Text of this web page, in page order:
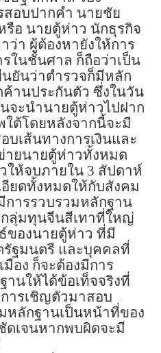
สอบปากคำ นายชัย
อ นายตู้ห่าว นักธุรกิจ
า ผู้ต้องหายังให้การ
ในชั้นศาล ก็ถือว่าเป็น
ยันว่าตำรวจก็มีหลัก
านประกันตัว ซึ่งในวัน
จะนำนายตู้ห่าวไปฝาก
ต้โดยหลังจากนี้จะมี
บเส้นทางการเงินและ
ายนายตู้ห่าวทั้งหมด
ให้จบภายใน 3 สัปดาห์
ยดทั้งหมดให้กับสังคม
การรวบรวมหลักฐาน
กลุ่มทุนจีนสีเทาที่ใหญ่
ของนายตู้ห่าว ที่มี
รัฐมนตรี และบุคคลที่
มือง ก็จะต้องมีการ
นให้ได้ข้อเท็จจริงที่
ารเชิญตัวมาสอบ
หลักฐานเป็นหน้าที่ของ
ดเจนหากพบผิดจะมี